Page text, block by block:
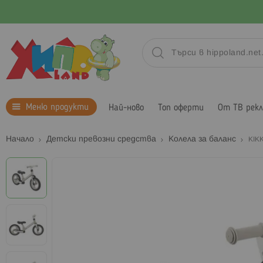
Меню продукти Най-ново Топ оферти От ТВ
Начало Детски превозни средства Колела за баланс
Преминете
към
края
на
изображенията